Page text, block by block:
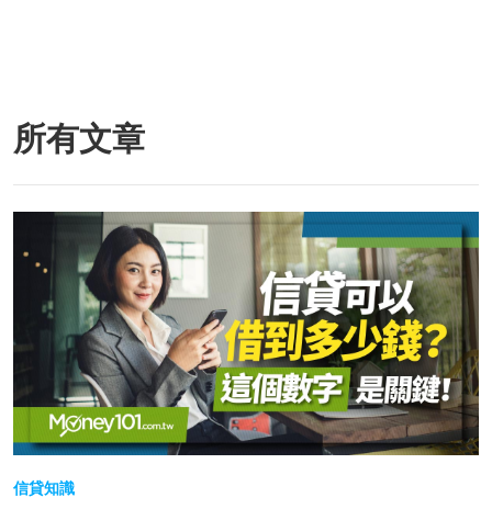
所有文章
信貸知識